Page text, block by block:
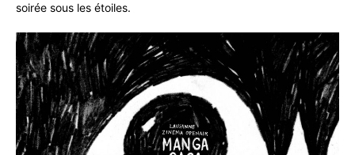
soirée sous les étoiles.